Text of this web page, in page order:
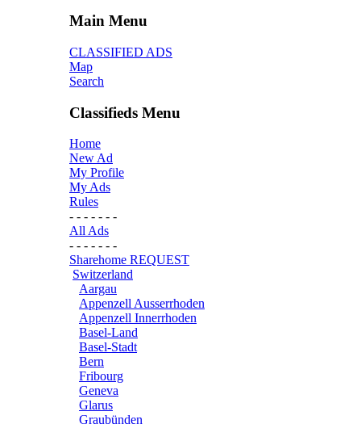
Main Menu
CLASSIFIED ADS
Map
Search
Classifieds Menu
Home
New Ad
My Profile
My Ads
Rules
- - - - - - -
All Ads
- - - - - - -
Sharehome REQUEST
Switzerland
Aargau
Appenzell Ausserrhoden
Appenzell Innerrhoden
Basel-Land
Basel-Stadt
Bern
Fribourg
Geneva
Glarus
Graubünden